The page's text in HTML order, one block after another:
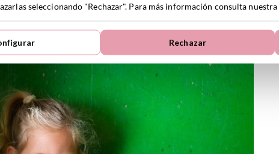
seleccionando "Rechazar". Para más información consulta nuestra
Rechazar